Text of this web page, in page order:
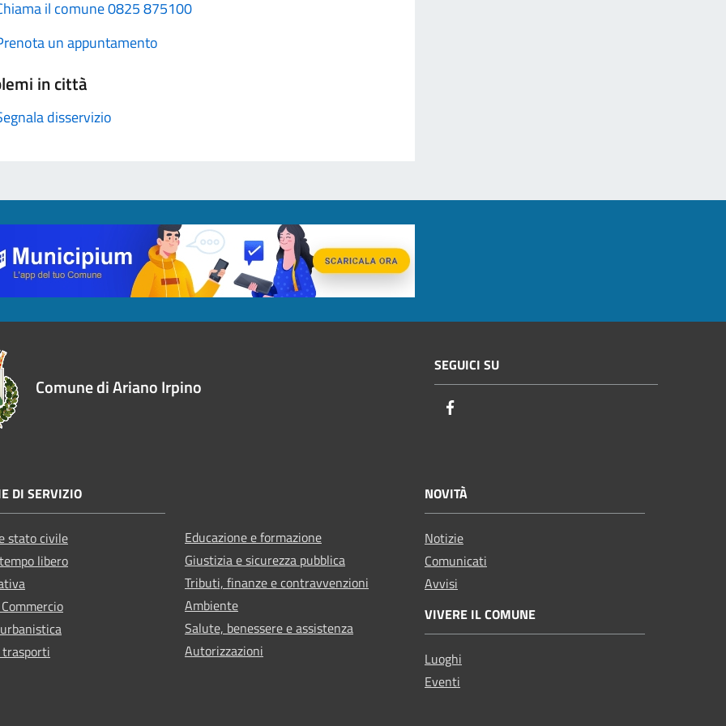
il comune 0825 875100
un appuntamento
in città
disservizio
Comune di Ariano Irpino
SEGUICI SU
DI SERVIZIO
stato civile
libero
Educazione e formazione
Giustizia e sicurezza pubblica
Tributi, finanze e contravvenzioni
Ambiente
Salute, benessere e assistenza
Autorizzazioni
NOVITÀ
Notizie
Comunicati
Avvisi
VIVERE IL COMUNE
Luoghi
Eventi